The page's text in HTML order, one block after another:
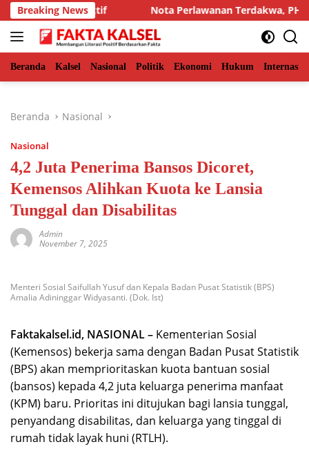
Langsung
ke
konten
Breaking News
Interaktif Nota Perlawanan Terdakwa, PH
Beranda Kalsel Nasional Politik Ekonomi Hukum
Beranda Nasional
Nasional
4,2 Juta Penerima Bansos Dicoret,
Kemensos Alihkan Kuota ke Lansia
Tunggal dan Disabilitas
Admin
November 7, 2025
Menteri Sosial Saifullah Yusuf dan Kepala Badan Pusat Statistik (BPS)
Amalia Adininggar Widyasanti. (Dok. Ist)
Faktakalsel.id, NASIONAL – Kementerian Sosial
(Kemensos) bekerja sama dengan Badan Pusat Statistik
(BPS) akan memprioritaskan kuota bantuan sosial
(bansos) kepada 4,2 juta keluarga penerima manfaat
(KPM) baru. Prioritas ini ditujukan bagi lansia tunggal,
penyandang disabilitas, dan keluarga yang tinggal di
rumah tidak layak huni (RTLH).